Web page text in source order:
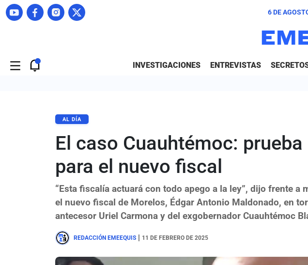
6 DE
INVESTIGACIONES ENTREVISTAS
AL DÍA
El caso Cuauhtémoc:
para el nuevo fiscal
“Esta fiscalía actuará con todo apego a la ley”, dijo frente a
el nuevo fiscal de Morelos, Édgar Antonio Maldonado, en
antecesor Uriel Carmona y del exgobernador Cuauhtémoc
REDACCIÓN EMEEQUIS 11 DE FEBRERO DE 2025